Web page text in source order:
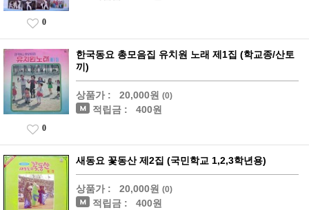
0
한국동요 총모음집 유치원 노래 제1집 (학교종/산토
끼)
상품가 : 20,000원 (0)
적립금 : 400원
0
새동요 꽃동산 제2집 (국민학교 1,2,3학년용)
상품가 : 20,000원 (0)
적립금 : 400원